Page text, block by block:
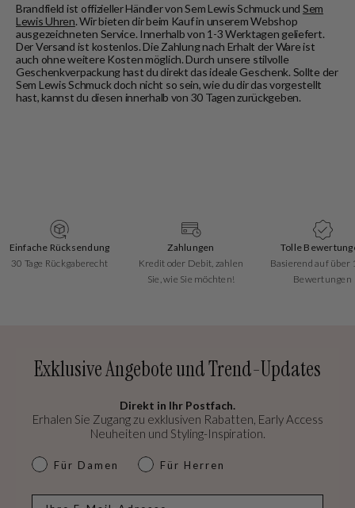
Brandfield ist offizieller Händler von Sem Lewis Schmuck und Sem
Lewis Uhren. Wir bieten dir beim Kauf in unserem Webshop
ausgezeichneten Service. Innerhalb von 1-3 Werktagen geliefert.
Der Versand ist kostenlos. Die Zahlung nach Erhalt der Ware ist
auch ohne weitere Kosten möglich. Durch unsere stilvolle
Geschenkverpackung hast du direkt das ideale Geschenk. Sollte der
Sem Lewis Schmuck doch nicht so sein, wie du dir das vorgestellt
hast, kannst du diesen innerhalb von 30 Tagen zurückgeben.
Einfache Rücksendung
30 Tage Rückgaberecht
Zahlungen
Kredit oder Debit, zahlen
Sie, wie Sie möchten!
Tolle
Basierend auf über
Bewertungen
Exklusive Angebote und Trend-Updates
Direkt in Ihr Postfach.
Erhalen Sie Zugang zu exklusiven Rabatten, Early Access
Neuheiten und Styling-Inspiration.
dames & heren
Für Damen Für Herren